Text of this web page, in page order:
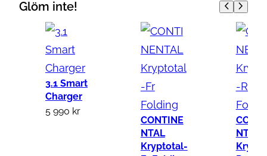
Glöm inte!
3.1 Smart
Charger
5 990 kr
CONTINE
NTAL
Kryptotal-
NTAL